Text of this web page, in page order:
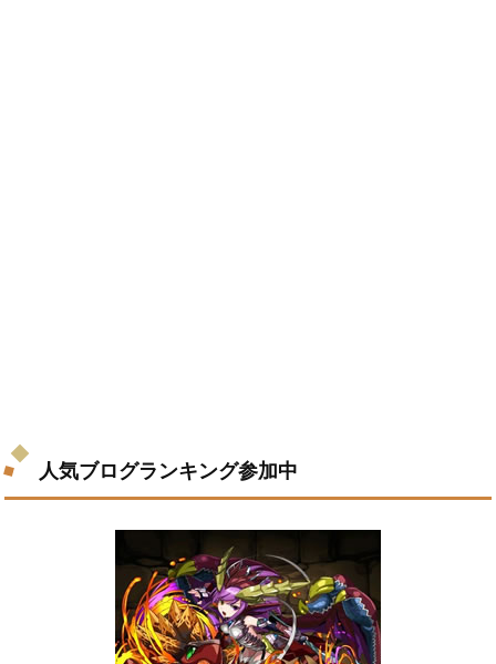
人気ブログランキング参加中